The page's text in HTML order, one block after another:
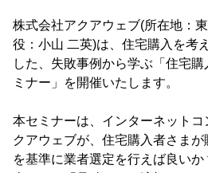
株式会社アクアウェブ(所在地：
役：小山 二英)は、住宅購入を考
した、失敗事例から学ぶ「住宅
ミナー」を開催いたします。
本セミナーは、インターネット
クアウェブが、住宅購入者さま
を基準に業者選定を行えば良い